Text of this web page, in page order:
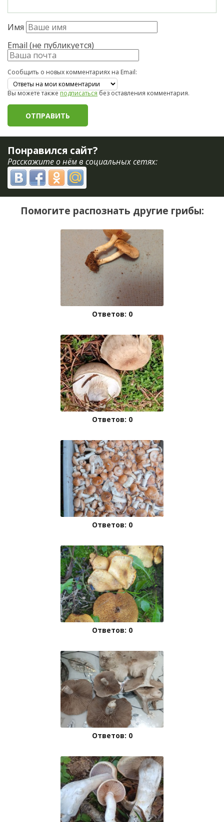
Имя
Email (не публикуется)
Сообщить о новых комментариях на Email:
Вы можете такжеподписатьсябез оставления комментария.
Понравился сайт?
Расскажите о нём в социальных сетях:
Помогите распознать другие грибы:
Ответов: 0
Ответов: 0
Ответов: 0
Ответов: 0
Ответов: 0